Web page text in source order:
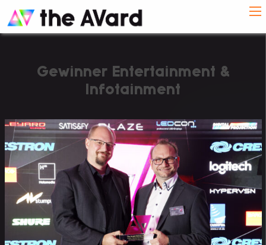
Gewinner Entertainment &
Infotainment